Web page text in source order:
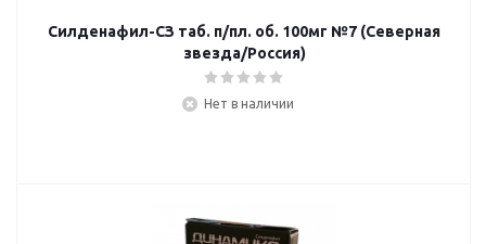
Силденафил-СЗ таб. п/пл. об. 100мг №7 (Северная
звезда/Россия)
Нет в наличии